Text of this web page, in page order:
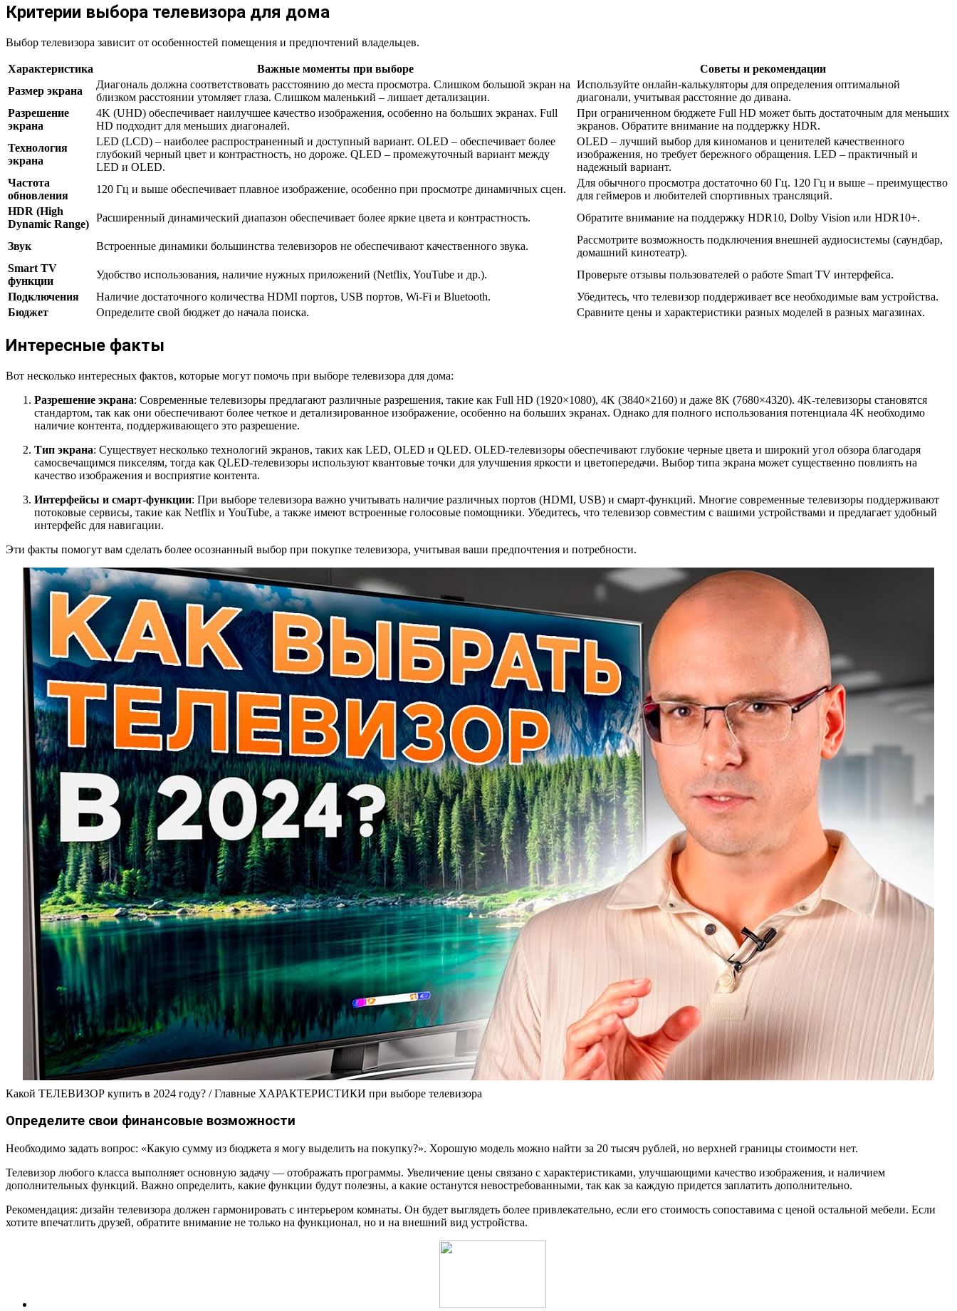
Критерии выбора телевизора для дома
Выбор телевизора зависит от особенностей помещения и предпочтений владельцев.
Характеристика Важные моменты при выборе
Советы и рекомендации
Размер экрана
Диагональ должна соответствовать расстоянию до места просмотра. Слишком большой экран на
близком расстоянии утомляет глаза. Слишком маленький – лишает детализации.
Используйте онлайн-калькуляторы для определения оптимальной
диагонали, учитывая расстояние до дивана.
Разрешение
экрана
4K (UHD) обеспечивает наилучшее качество изображения, особенно на больших экранах. Full
HD подходит для меньших диагоналей.
При ограниченном бюджете Full HD может быть достаточным для меньших
экранов. Обратите внимание на поддержку HDR.
Технология
экрана
LED (LCD) – наиболее распространенный и доступный вариант. OLED – обеспечивает более
глубокий черный цвет и контрастность, но дороже. QLED – промежуточный вариант между
LED и OLED.
OLED – лучший выбор для киноманов и ценителей качественного
изображения, но требует бережного обращения. LED – практичный и
надежный вариант.
Частота
обновления
120 Гц и выше обеспечивает плавное изображение, особенно при просмотре динамичных сцен.
Для обычного просмотра достаточно 60 Гц. 120 Гц и выше – преимущество
для геймеров и любителей спортивных трансляций.
HDR (High
Dynamic Range)
Расширенный динамический диапазон обеспечивает более яркие цвета и контрастность. Обратите внимание на поддержку HDR10, Dolby Vision или HDR10+.
Звук Встроенные динамики большинства телевизоров не обеспечивают качественного звука.
Рассмотрите возможность подключения внешней аудиосистемы (саундбар,
домашний кинотеатр).
Smart TV
функции
Удобство использования, наличие нужных приложений (Netflix, YouTube и др.).
Проверьте отзывы пользователей о работе Smart TV интерфейса.
Подключения
Наличие достаточного количества HDMI портов, USB портов, Wi-Fi и Bluetooth.
Убедитесь, что телевизор поддерживает все необходимые вам устройства.
Бюджет
Определите свой бюджет до начала поиска. Сравните цены и характеристики разных моделей в разных магазинах.
Интересные факты
Вот несколько интересных фактов, которые могут помочь при выборе телевизора для дома:
Разрешение экрана: Современные телевизоры предлагают различные разрешения, такие как Full HD (1920×1080), 4K (3840×2160) и даже 8K (7680×4320). 4K-телевизоры становятся
стандартом, так как они обеспечивают более четкое и детализированное изображение, особенно на больших экранах. Однако для полного использования потенциала 4K необходимо
наличие контента, поддерживающего это разрешение.
Тип экрана: Существует несколько технологий экранов, таких как LED, OLED и QLED. OLED-телевизоры обеспечивают глубокие черные цвета и широкий угол обзора благодаря
самосвечащимся пикселям, тогда как QLED-телевизоры используют квантовые точки для улучшения яркости и цветопередачи. Выбор типа экрана может существенно повлиять на
качество изображения и восприятие контента.
Интерфейсы и смарт-функции: При выборе телевизора важно учитывать наличие различных портов (HDMI, USB) и смарт-функций. Многие современные телевизоры поддерживают
потоковые сервисы, такие как Netflix и YouTube, а также имеют встроенные голосовые помощники. Убедитесь, что телевизор совместим с вашими устройствами и предлагает удобный
интерфейс для навигации.
Эти факты помогут вам сделать более осознанный выбор при покупке телевизора, учитывая ваши предпочтения и потребности.
Какой ТЕЛЕВИЗОР купить в 2024 году? / Главные ХАРАКТЕРИСТИКИ при выборе телевизора
Определите свои финансовые возможности
Необходимо задать вопрос: «Какую сумму из бюджета я могу выделить на покупку?». Хорошую модель можно найти за 20 тысяч рублей, но верхней границы стоимости нет.
Телевизор любого класса выполняет основную задачу — отображать программы. Увеличение цены связано с характеристиками, улучшающими качество изображения, и наличием
дополнительных функций. Важно определить, какие функции будут полезны, а какие останутся невостребованными, так как за каждую придется заплатить дополнительно.
Рекомендация: дизайн телевизора должен гармонировать с интерьером комнаты. Он будет выглядеть более привлекательно, если его стоимость сопоставима с ценой остальной мебели. Если
хотите впечатлить друзей, обратите внимание не только на функционал, но и на внешний вид устройства.